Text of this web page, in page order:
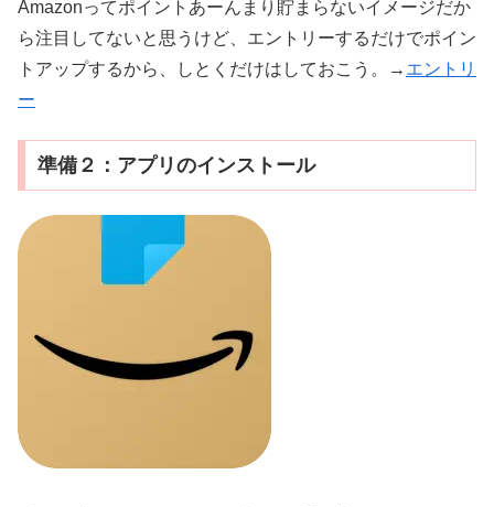
Amazonってポイントあーんまり貯まらないイメージだか
ら注目してないと思うけど、エントリーするだけでポイン
トアップするから、しとくだけはしておこう。→ エントリ
ー
準備２：アプリのインストール